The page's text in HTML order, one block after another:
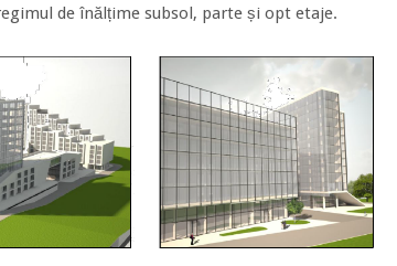
de înălțime subsol, parte și opt etaje.